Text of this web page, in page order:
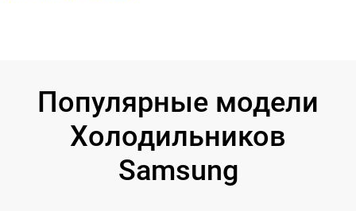
Популярные модели
Холодильников
Samsung